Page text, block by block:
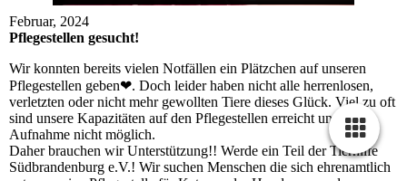
Februar, 2024
Pflegestellen gesucht!
Wir konnten bereits vielen Notfällen ein Plätzchen auf unseren
Pflegestellen geben❤. Doch leider haben nicht alle herrenlosen,
verletzten oder nicht mehr gewollten Tiere dieses Glück. Viel zu oft
sind unsere Kapazitäten auf den Pflegestellen erreicht und eine
Aufnahme nicht möglich.
Daher brauchen wir Unterstützung!! Werde ein Teil der Tierhilfe
Südbrandenburg e.V.! Wir suchen Menschen die sich ehrenamtlich